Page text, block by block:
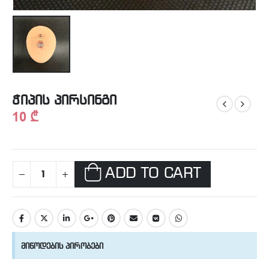
ჭიპის პირსინგი
10 ₾
ADD TO CART
მიწოდების პირობები